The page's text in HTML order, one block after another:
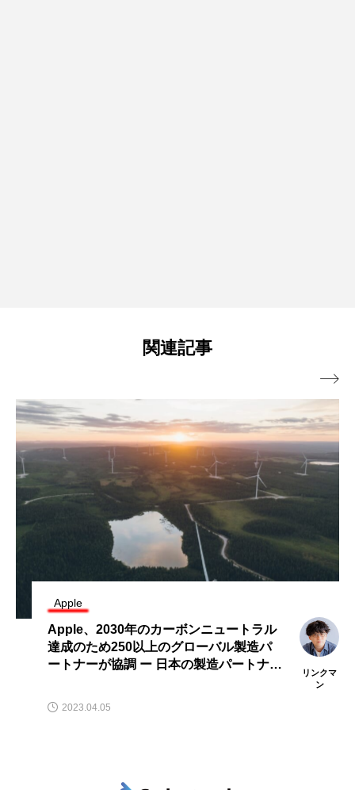
関連記事
Apple
Apple、2030年のカーボンニュートラル
達成のため250以上のグローバル製造パ
ートナーが協調 ー 日本の製造パートナー
リンクマ
ン
2023.04.05
